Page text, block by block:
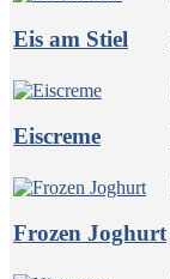
Eis am Stiel
Eiscreme
Frozen Joghurt